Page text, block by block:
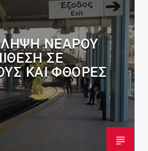
ΝΕΑΡΟΎ
ΣΕ
ΚΑΙ ΦΘΟΡΈΣ